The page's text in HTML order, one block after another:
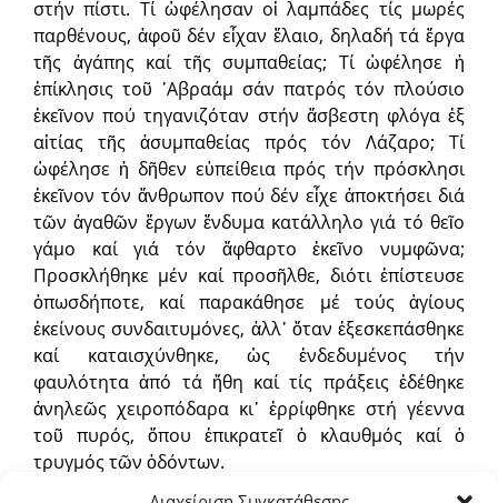
στήν πίστι. Τί ὠφέλησαν οἱ λαμπάδες τίς μωρές
παρθένους, ἀφοῦ δέν εἶχαν ἔλαιο, δηλαδή τά ἔργα
τῆς ἀγάπης καί τῆς συμπαθείας; Τί ὠφέλησε ἡ
ἐπίκλησις τοῦ ᾿Αβραάμ σάν πατρός τόν πλούσιο
ἐκεῖνον πού τηγανιζόταν στήν ἄσβεστη φλόγα ἐξ
αἰτίας τῆς ἀσυμπαθείας πρός τόν Λάζαρο; Τί
ὠφέλησε ἡ δῆθεν εὐπείθεια πρός τήν πρόσκλησι
ἐκεῖνον τόν ἄνθρωπον πού δέν εἶχε ἀποκτήσει διά
τῶν ἀγαθῶν ἔργων ἔνδυμα κατάλληλο γιά τό θεῖο
γάμο καί γιά τόν ἄφθαρτο ἐκεῖνο νυμφῶνα;
Προσκλήθηκε μέν καί προσῆλθε, διότι ἐπίστευσε
ὁπωσδήποτε, καί παρακάθησε μέ τούς ἁγίους
ἐκείνους συνδαιτυμόνες, ἀλλ᾿ ὅταν ἐξεσκεπάσθηκε
καί καταισχύνθηκε, ὡς ἐνδεδυμένος τήν
φαυλότητα ἀπό τά ἤθη καί τίς πράξεις ἐδέθηκε
ἀνηλεῶς χειροπόδαρα κι᾿ ἐρρίφθηκε στή γέεννα
τοῦ πυρός, ὅπου ἐπικρατεῖ ὁ κλαυθμός καί ὁ
τρυγμός τῶν ὀδόντων.